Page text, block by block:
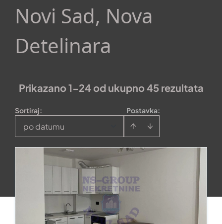
Novi Sad, Nova
Detelinara
Prikazano 1-24 od ukupno 45 rezultata
Postavka:
Sortiraj:
po datumu